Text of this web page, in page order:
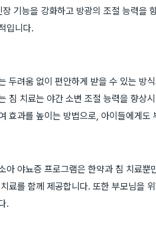
장 기능을 강화하고 방광의 조절 능력을
입니다.
두려움 없이 편안하게 받을 수 있는 방
침 치료는 야간 소변 조절 능력을 향상
효과를 높이는 방법으로, 아이들에게도
아 야뇨증 프로그램은 한약과 침 치료
료를 함께 제공합니다. 또한 부모님을
.